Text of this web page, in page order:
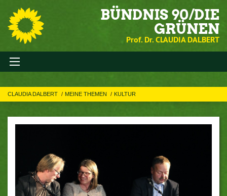
BÜNDNIS 90/DIE
GRÜNEN
Prof. Dr. CLAUDIA DALBERT
CLAUDIA DALBERT MEINE THEMEN KULTUR